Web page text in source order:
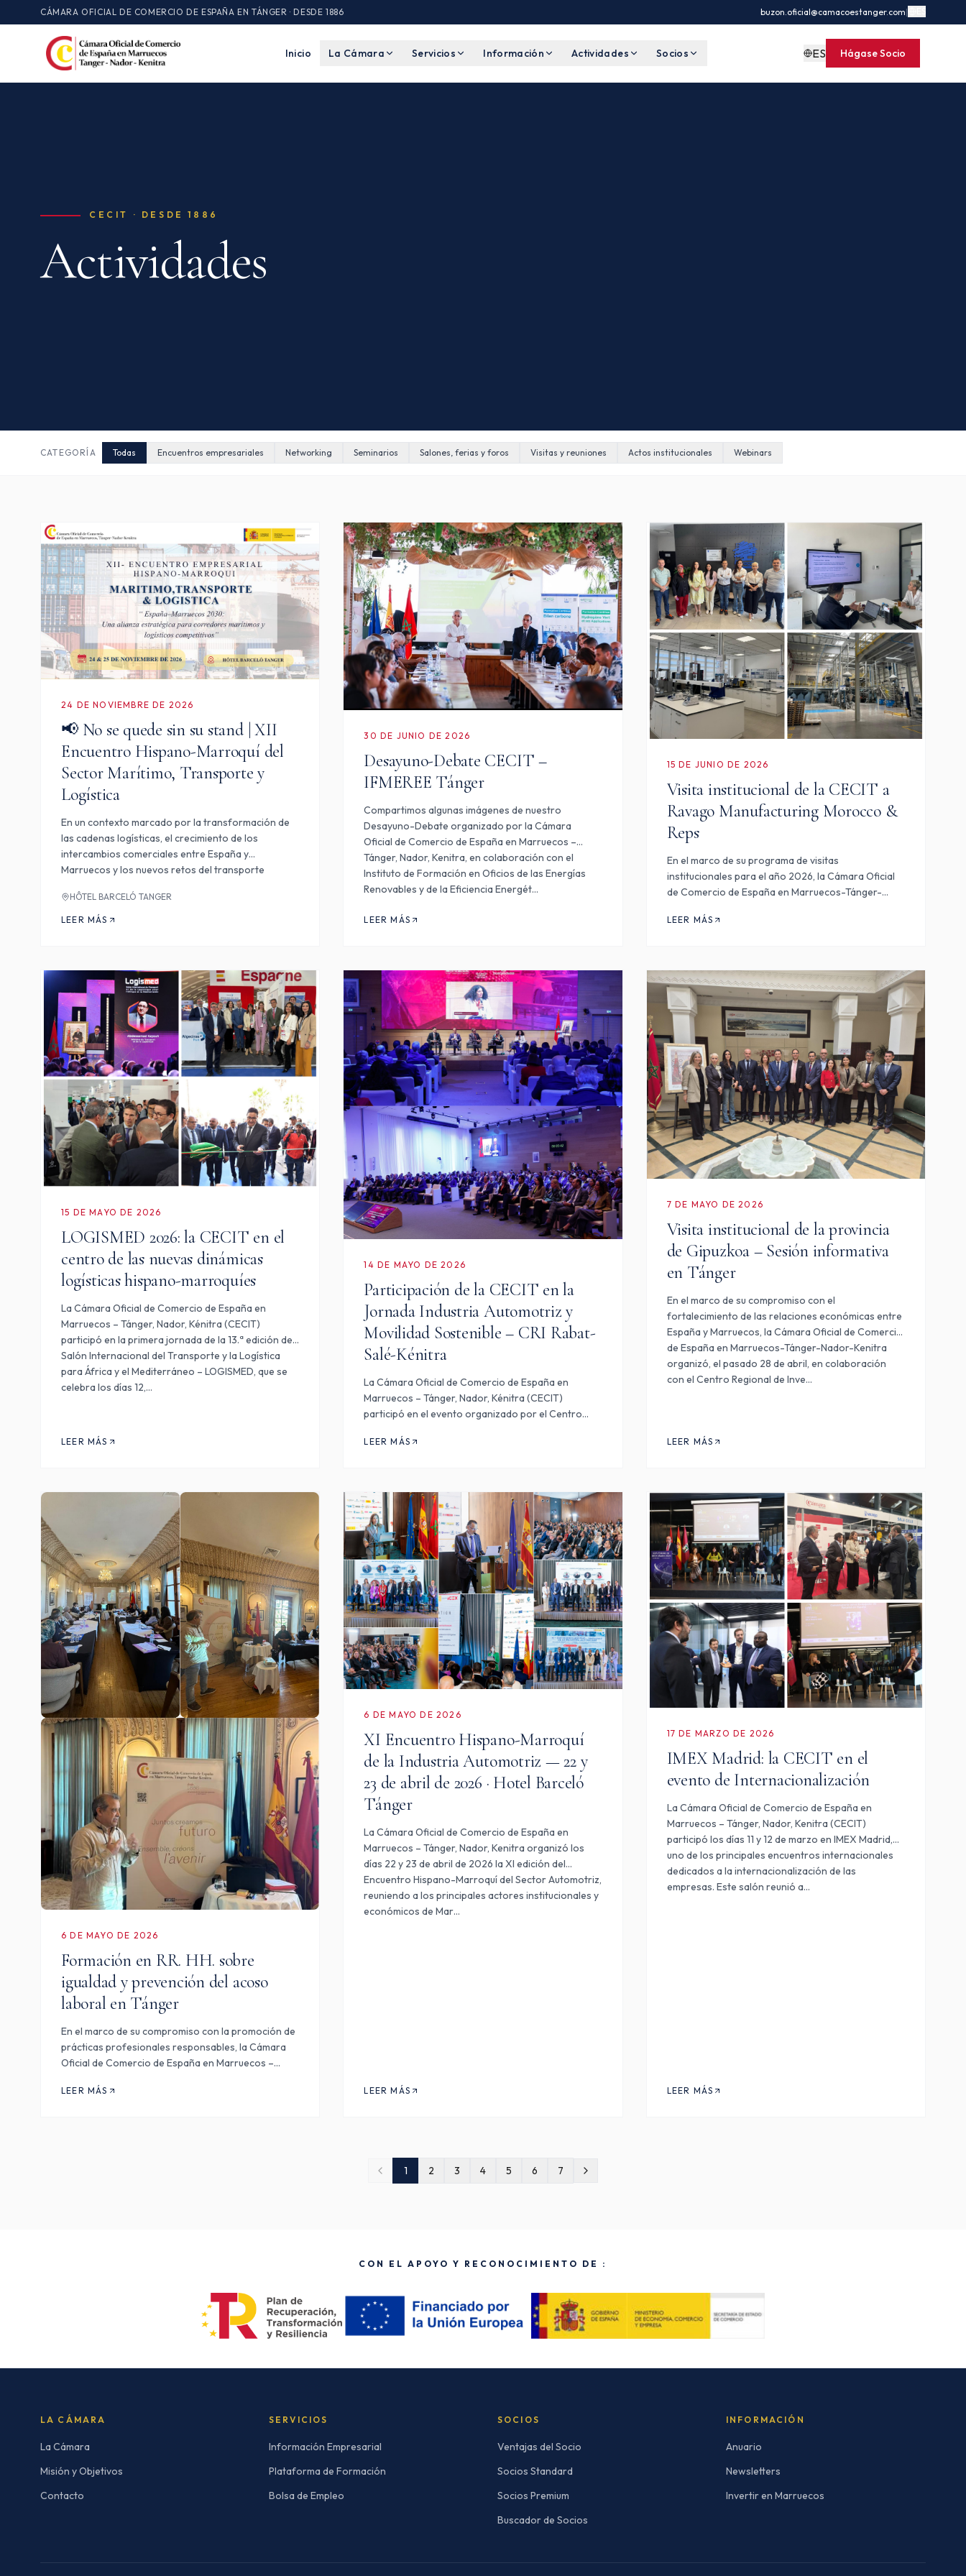
CÁMARA OFICIAL DE COMERCIO DE ESPAÑA EN TÁNGER · DESDE 1886 buzon.oficial@camacoestanger.com|
Inicio La Cámara Servicios Información Actividades Socios ES Hágase Socio
CECIT · DESDE 1886
Actividades
CATEGORÍA Todas Encuentros empresariales Networking Seminarios Salones, ferias y foros Visitas y reuniones Actos institucionales Webinars
24 DE NOVIEMBRE DE 2026
📢 No se quede sin su stand | XII
Encuentro Hispano-Marroquí del
Sector Marítimo, Transporte y
Logística
En un contexto marcado por la transformación de
las cadenas logísticas, el crecimiento de los
intercambios comerciales entre España y
Marruecos y los nuevos retos del transporte
España en Marruecos – Tánger, Nado…
HÔTEL BARCELÓ TANGER
LEER MÁS
30 DE JUNIO DE 2026
Desayuno-Debate CECIT –
IFMEREE Tánger
Compartimos algunas imágenes de nuestro
Desayuno-Debate organizado por la Cámara
Oficial de Comercio de España en Marruecos –
Tánger, Nador, Kenitra, en colaboración con el
Instituto de Formación en Oficios de las Energías
Renovables y de la Eficiencia Energét…
LEER MÁS
15 DE JUNIO DE 2026
Visita institucional de la CECIT a
Ravago Manufacturing Morocco &
Reps
En el marco de su programa de visitas
institucionales para el año 2026, la Cámara Oficial
de Comercio de España en Marruecos-Tánger-
una visita a Ravago Manufacturing Morocco, planta
LEER MÁS
15 DE MAYO DE 2026
LOGISMED 2026: la CECIT en el
centro de las nuevas dinámicas
logísticas hispano-marroquíes
La Cámara Oficial de Comercio de España en
Marruecos – Tánger, Nador, Kénitra (CECIT)
participó en la primera jornada de la 13.ª edición del
Salón Internacional del Transporte y la Logística
para África y el Mediterráneo – LOGISMED, que se
celebra los días 12,…
LEER MÁS
14 DE MAYO DE 2026
Participación de la CECIT en la
Jornada Industria Automotriz y
Movilidad Sostenible – CRI Rabat-
Salé-Kénitra
La Cámara Oficial de Comercio de España en
Marruecos – Tánger, Nador, Kénitra (CECIT)
participó en el evento organizado por el Centro
RSK), en colaboración con el Policy Center for the
LEER MÁS
7 DE MAYO DE 2026
Visita institucional de la provincia
de Gipuzkoa – Sesión informativa
en Tánger
En el marco de su compromiso con el
fortalecimiento de las relaciones económicas entre
España y Marruecos, la Cámara Oficial de Comercio
de España en Marruecos-Tánger-Nador-Kenitra
organizó, el pasado 28 de abril, en colaboración
con el Centro Regional de Inve…
LEER MÁS
6 DE MAYO DE 2026
Formación en RR. HH. sobre
igualdad y prevención del acoso
laboral en Tánger
En el marco de su compromiso con la promoción de
prácticas profesionales responsables, la Cámara
Oficial de Comercio de España en Marruecos –
de la formación dedicada al tema: «Políticas de
LEER MÁS
6 DE MAYO DE 2026
XI Encuentro Hispano-Marroquí
de la Industria Automotriz — 22 y
23 de abril de 2026 · Hotel Barceló
Tánger
La Cámara Oficial de Comercio de España en
Marruecos – Tánger, Nador, Kenitra organizó los
días 22 y 23 de abril de 2026 la XI edición del
Encuentro Hispano-Marroquí del Sector Automotriz,
reuniendo a los principales actores institucionales y
económicos de Mar…
LEER MÁS
17 DE MARZO DE 2026
IMEX Madrid: la CECIT en el
evento de Internacionalización
La Cámara Oficial de Comercio de España en
Marruecos – Tánger, Nador, Kenitra (CECIT)
participó los días 11 y 12 de marzo en IMEX Madrid,
uno de los principales encuentros internacionales
dedicados a la internacionalización de las
empresas. Este salón reunió a…
LEER MÁS
1 2 3 4 5 6 7
CON EL APOYO Y RECONOCIMIENTO DE :
LA CÁMARA
La Cámara
Misión y Objetivos
Contacto
SERVICIOS
Información Empresarial
Plataforma de Formación
Bolsa de Empleo
SOCIOS
Ventajas del Socio
Socios Standard
Socios Premium
Buscador de Socios
INFORMACIÓN
Anuario
Newsletters
Invertir en Marruecos